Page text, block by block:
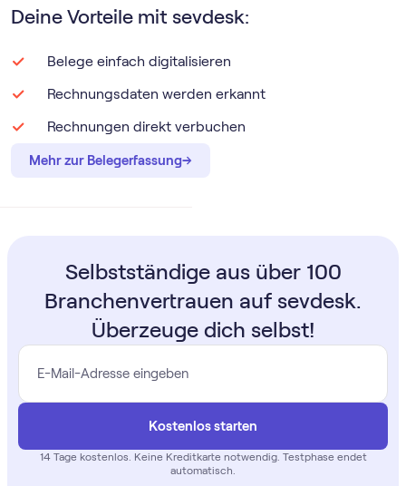
Deine Vorteile mit sevdesk:
Belege einfach digitalisieren
Rechnungsdaten werden erkannt
Rechnungen direkt verbuchen
Mehr zur Belegerfassung→
→
Selbstständige aus über 100
Branchenvertrauen auf sevdesk.
Überzeuge dich selbst!
Kostenlos starten
14 Tage kostenlos . Keine Kreditkarte notwendig. Testphase endet
automatisch.